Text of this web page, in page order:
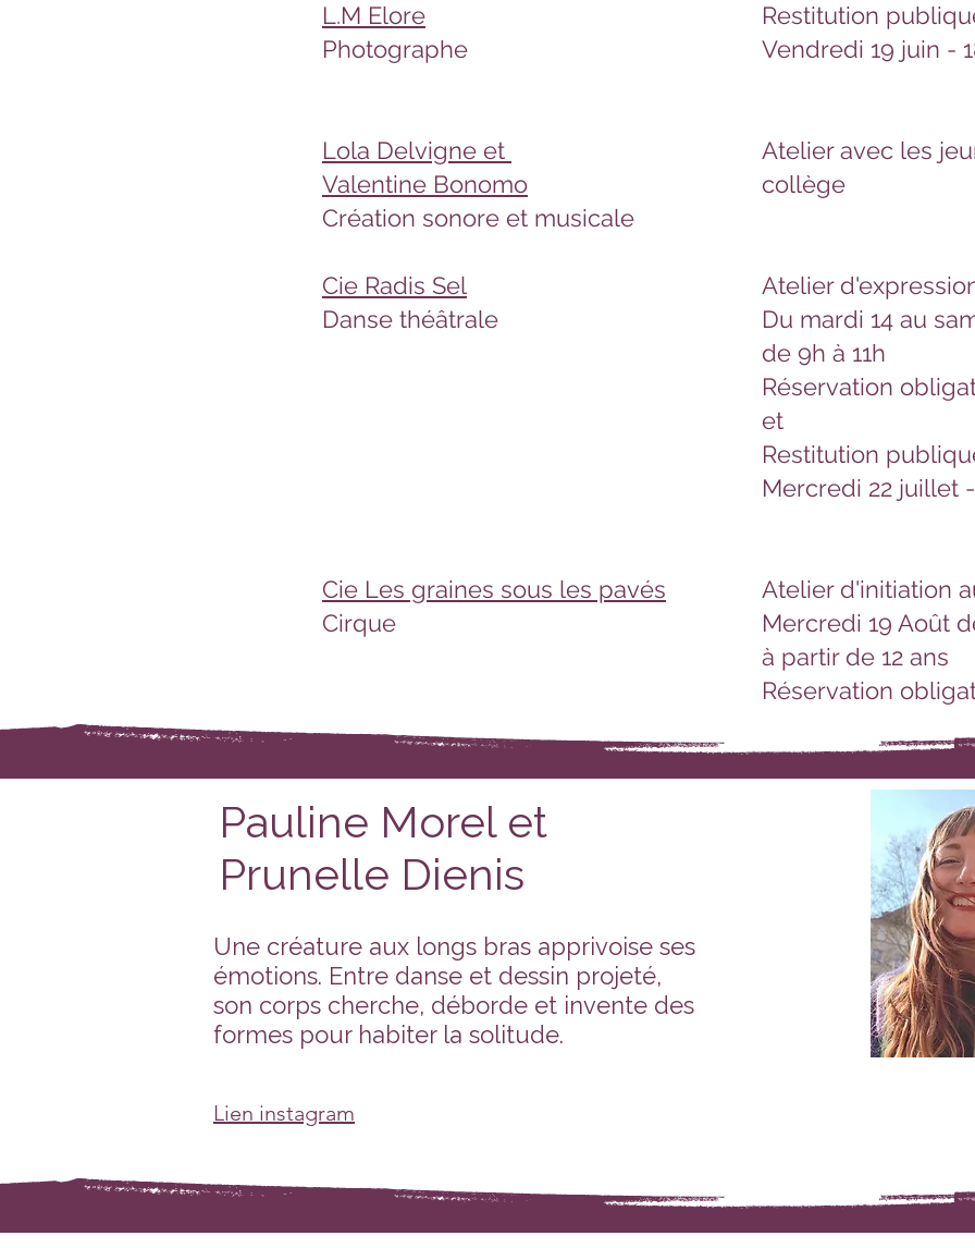
L.M Elore
Photographe
Lola Delvigne et
Valentine Bonomo
Création sonore et musicale
Cie Radis Sel
Danse théâtrale
Cie Les graines sous les pavés
Cirque
Restitution
Vendredi 19 juin -
Atelier avec les
collège
Atelier
Du mardi 14 au
de 9h à 11h
Réservation
et
Restitution
Mercredi 22 juillet
Atelier d'initiation
Mercredi 19 Août
à partir de 12 ans
Réservation
Pauline Morel et
Prunelle Dienis
Une créature aux longs bras apprivoise ses
émotions. Entre danse et dessin projeté,
son corps cherche, déborde et invente des
formes pour habiter la solitude.
Lien instagram